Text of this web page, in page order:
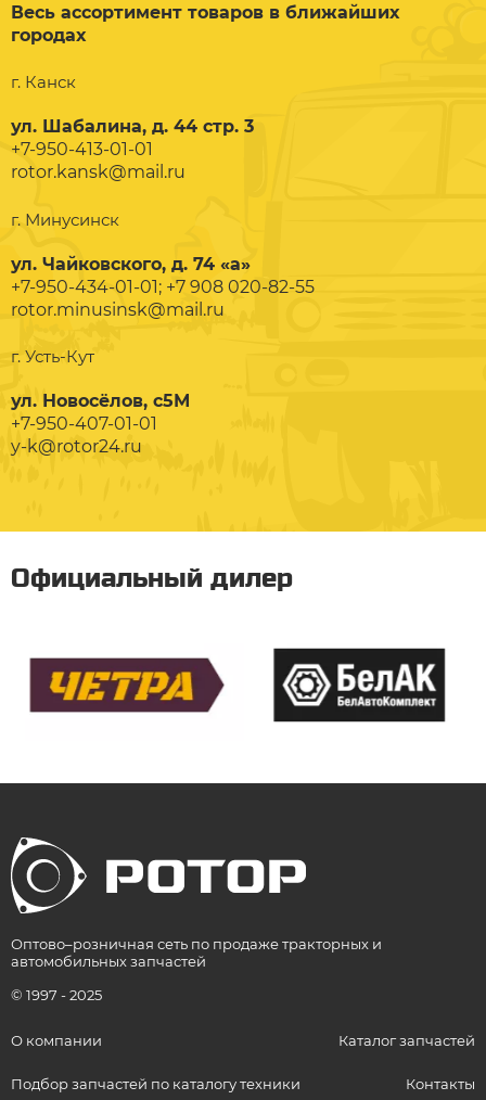
Весь ассортимент товаров в ближайших
городах
г. Канск
ул. Шабалина, д. 44 стр. 3
+7-950-413-01-01
rotor.kansk@mail.ru
г. Минусинск
ул. Чайковского, д. 74 «а»
+7-950-434-01-01; +7 908 020-82-55
rotor.minusinsk@mail.ru
г. Усть-Кут
ул. Новосёлов, с5М
+7-950-407-01-01
y-k@rotor24.ru
Официальный дилер
Оптово–розничная сеть по продаже тракторных и
автомобильных запчастей
© 1997 - 2025
О компании Каталог запчастей
Подбор запчастей по каталогу техники Контакты